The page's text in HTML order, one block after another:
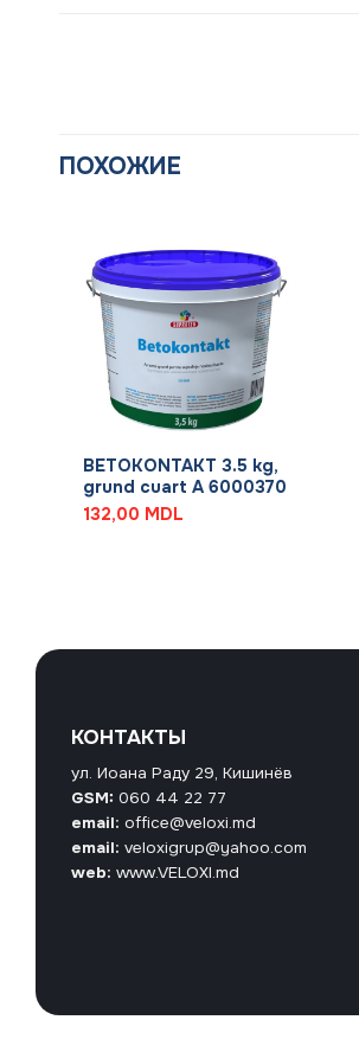
ПОХОЖИЕ
BETOKONTAKT 3.5 kg,
grund cuart A 6000370
132,00 MDL
КОНТАКТЫ
ул. Иоана Раду 29, Кишинёв
GSM: 060 44 22 77
email: office@veloxi.md
email: veloxigrup@yahoo.com
web: www.VELOXI.md